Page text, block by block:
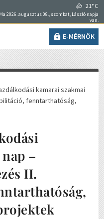
21° C
Ma 2026. augusztus 08., szombat, László napja
van.
E-MÉRNÖK
kamarai szakmai
fenntarthatóság,
–
II.